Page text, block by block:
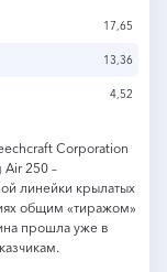
17,65
13,36
4,52
Corporation
Air 250 –
линейки крылатых
общим «тиражом»
прошла уже в